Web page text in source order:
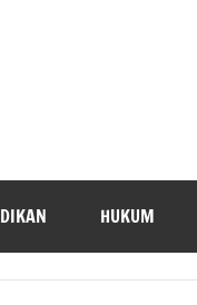
HUKUM